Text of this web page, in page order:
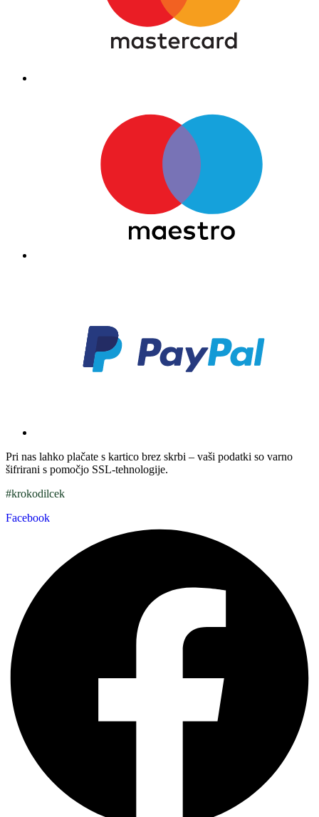
Pri nas lahko plačate s kartico brez skrbi – vaši podatki so varno
šifrirani s pomočjo SSL-tehnologije.
#krokodilcek
Facebook